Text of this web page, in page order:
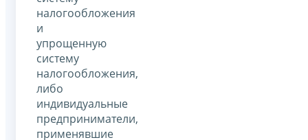
налогообложения
и
упрощенную
систему
налогообложения,
либо
индивидуальные
предприниматели,
применявшие